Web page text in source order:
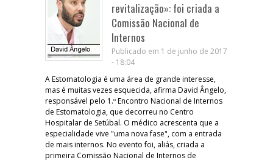
revitalização»: foi criada a
Comissão Nacional de
Internos
Publicado em 1 de junho de 2017
- 18:04
A Estomatologia é uma área de grande interesse,
mas é muitas vezes esquecida, afirma David Ângelo,
responsável pelo 1.º Encontro Nacional de Internos
de Estomatologia, que decorreu no Centro
Hospitalar de Setúbal. O médico acrescenta que a
especialidade vive "uma nova fase", com a entrada
de mais internos. No evento foi, aliás, criada a
primeira Comissão Nacional de Internos de